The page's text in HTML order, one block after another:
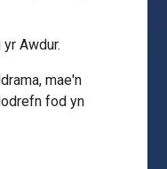
Awdur.
mae'n
fod yn